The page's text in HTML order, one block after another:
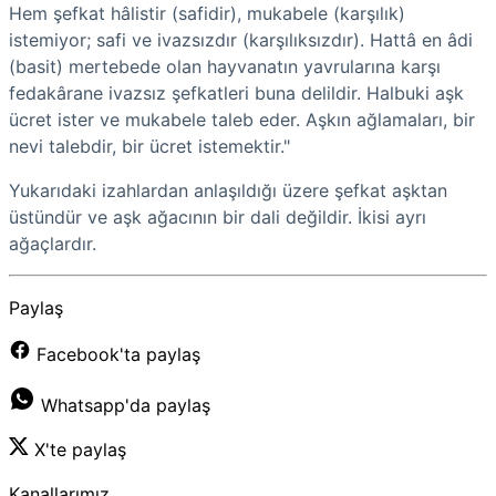
Hem şefkat hâlistir (safidir), mukabele (karşılık)
istemiyor; safi ve ivazsızdır (karşılıksızdır). Hattâ en âdi
(basit) mertebede olan hayvanatın yavrularına karşı
fedakârane ivazsız şefkatleri buna delildir. Halbuki aşk
ücret ister ve mukabele taleb eder. Aşkın ağlamaları, bir
nevi talebdir, bir ücret istemektir."
Yukarıdaki izahlardan anlaşıldığı üzere şefkat aşktan
üstündür ve aşk ağacının bir dali değildir. İkisi ayrı
ağaçlardır.
Paylaş
Facebook'ta paylaş
Whatsapp'da paylaş
X'te paylaş